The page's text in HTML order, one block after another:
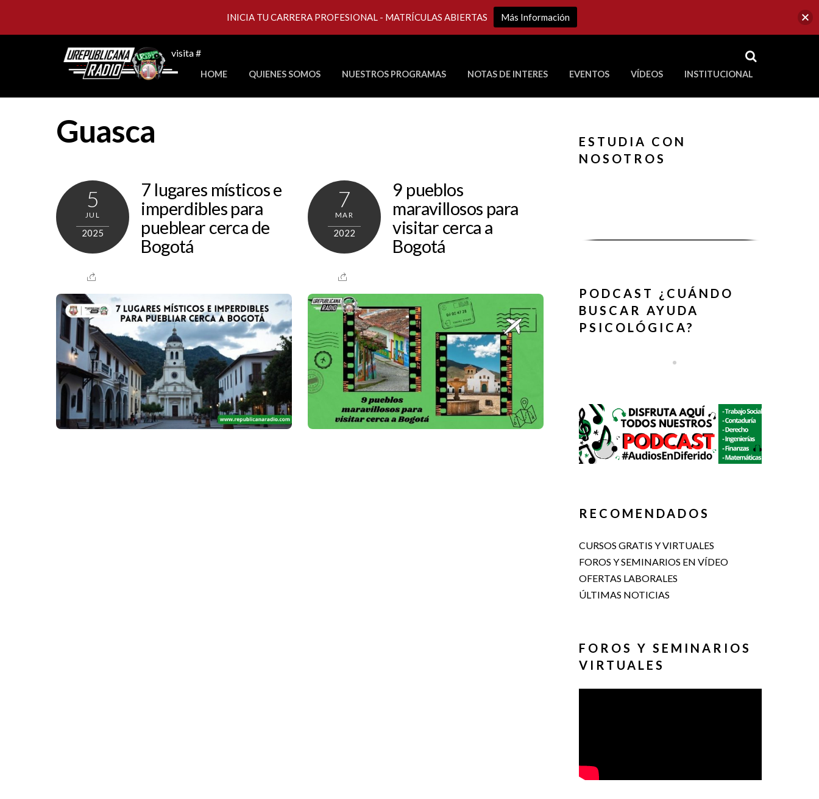
visita # RSS
HOME QUIENES SOMOS NUESTROS PROGRAMAS NOTAS DE INTERES EVENTOS VÍDEOS INSTITUCIONAL
Guasca
5
JUL
2025
7 lugares místicos e
imperdibles para
pueblear cerca de
Bogotá
7
MAR
2022
9 pueblos
maravillosos para
visitar cerca a
Bogotá
ESTUDIA CON
NOSOTROS
PODCAST ¿CUÁNDO
BUSCAR AYUDA
PSICOLÓGICA?
RECOMENDADOS
CURSOS GRATIS Y VIRTUALES
FOROS Y SEMINARIOS EN VÍDEO
OFERTAS LABORALES
ÚLTIMAS NOTICIAS
FOROS Y SEMINARIOS
VIRTUALES
INICIA TU CARRERA PROFESIONAL - MATRÍCULAS ABIERTAS Más Información